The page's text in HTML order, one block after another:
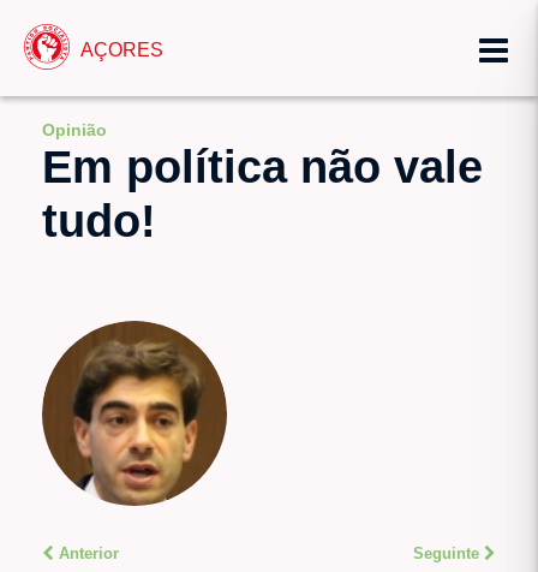
AÇORES
Opinião
Em política não vale
tudo!
Anterior Seguinte